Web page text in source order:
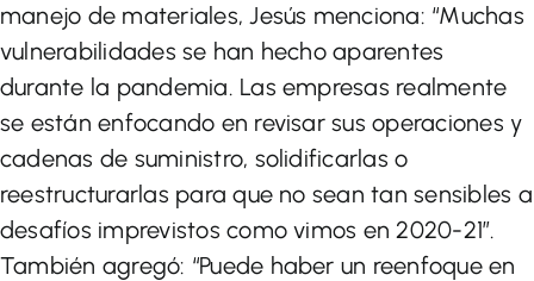
manejo de materiales, Jesús menciona: “Muchas
vulnerabilidades se han hecho aparentes
durante la pandemia. Las empresas realmente
se están enfocando en revisar sus operaciones y
cadenas de suministro, solidificarlas o
reestructurarlas para que no sean tan sensibles a
desafíos imprevistos como vimos en 2020-21”.
También agregó: “Puede haber un reenfoque en